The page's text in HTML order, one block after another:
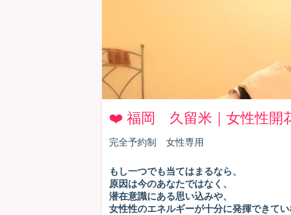
❤️ 福岡 久留米｜女性性開
完全予約制 女性専用
もし一つでも当てはまるなら、
原因は今のあなたではなく、
潜在意識にある思い込みや、
女性性のエネルギーが十分に発揮できて